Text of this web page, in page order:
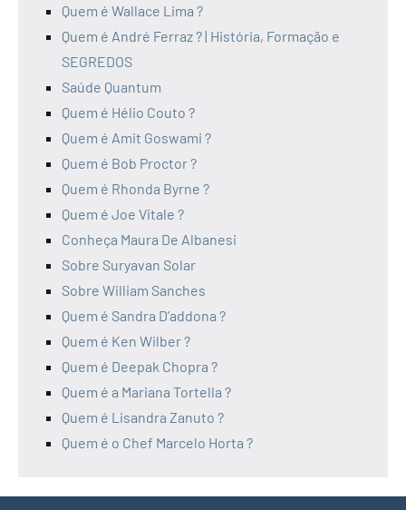
Quem é Wallace Lima ?
Quem é André Ferraz ? | História, Formação e
SEGREDOS
Saúde Quantum
Quem é Hélio Couto ?
Quem é Amit Goswami ?
Quem é Bob Proctor ?
Quem é Rhonda Byrne ?
Quem é Joe Vitale ?
Conheça Maura De Albanesi
Sobre Suryavan Solar
Sobre William Sanches
Quem é Sandra D’addona ?
Quem é Ken Wilber ?
Quem é Deepak Chopra ?
Quem é a Mariana Tortella ?
Quem é Lisandra Zanuto ?
Quem é o Chef Marcelo Horta ?